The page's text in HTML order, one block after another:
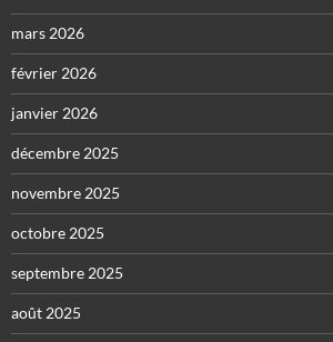
mars 2026
février 2026
janvier 2026
décembre 2025
novembre 2025
octobre 2025
septembre 2025
août 2025